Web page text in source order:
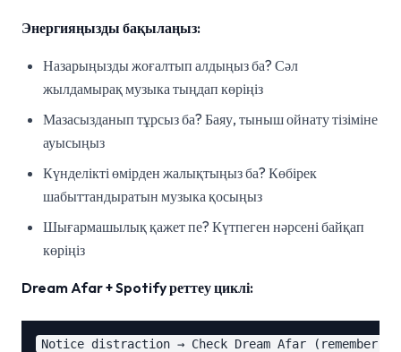
Энергияңызды бақылаңыз:
Назарыңызды жоғалтып алдыңыз ба? Сәл
жылдамырақ музыка тыңдап көріңіз
Мазасызданып тұрсыз ба? Баяу, тыныш ойнату тізіміне
ауысыңыз
Күнделікті өмірден жалықтыңыз ба? Көбірек
шабыттандыратын музыка қосыңыз
Шығармашылық қажет пе? Күтпеген нәрсені байқап
көріңіз
Dream Afar + Spotify реттеу циклі:
Notice distraction → Check Dream Afar (remember